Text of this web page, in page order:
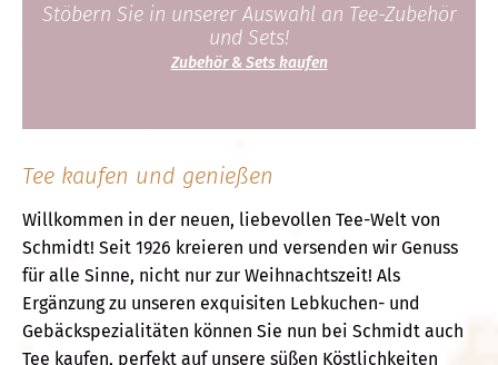
Stöbern Sie in unserer Auswahl an Tee-Zubehör
und Sets!
Zubehör & Sets kaufen
Tee kaufen und genießen
Willkommen in der neuen, liebevollen Tee-Welt von
Schmidt! Seit 1926 kreieren und versenden wir Genuss
für alle Sinne, nicht nur zur Weihnachtszeit! Als
Ergänzung zu unseren exquisiten Lebkuchen- und
Gebäckspezialitäten können Sie nun bei Schmidt auch
Tee kaufen, perfekt auf unsere süßen Köstlichkeiten